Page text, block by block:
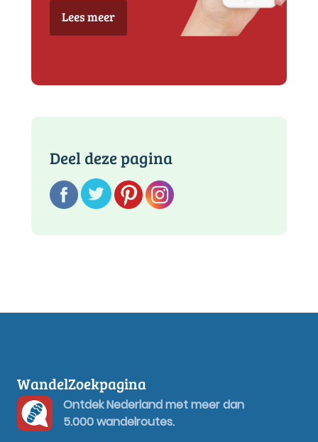
Lees meer
Deel deze pagina
WandelZoekpagina
Ontdek Nederland met meer dan
5.000 wandelroutes.